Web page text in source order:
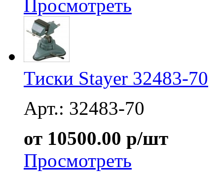
Просмотреть
Тиски Stayer 32483-70
Арт.: 32483-70
от 10500.00 р/шт
Просмотреть